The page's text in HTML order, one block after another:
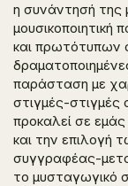
η συνάντησή της
και πρωτότυπων
παράσταση με
στιγμές-
προκαλεί σε
και την επιλογή
συγγραφέας-
το μυσταγωγικό